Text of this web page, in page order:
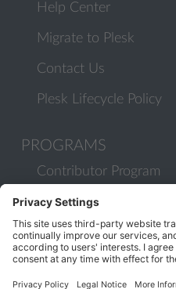
Help Center
Migrate to Plesk
Contact Us
Plesk Lifecycle Policy
PROGRAMS
Contributor Program
Partner Program
COMMUNITY